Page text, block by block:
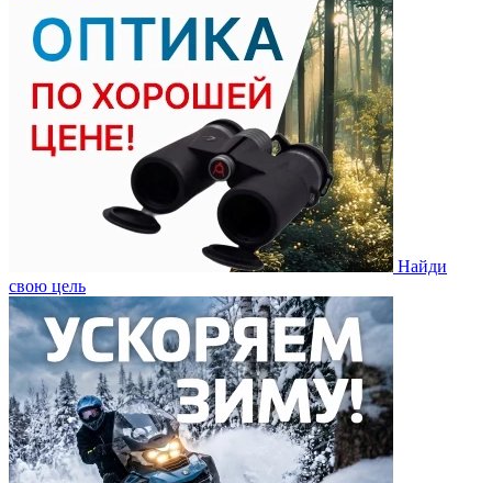
Найди
свою цель